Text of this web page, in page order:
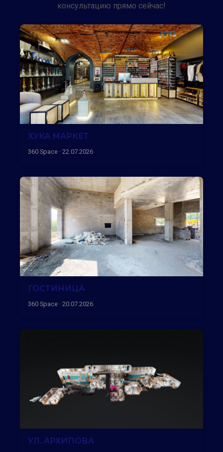
консультацию прямо сейчас!
ХУКА МАРКЕТ
360 Space · 22.07.2026
ГОСТИНИЦА
360 Space · 20.07.2026
УЛ. АРХИПОВА